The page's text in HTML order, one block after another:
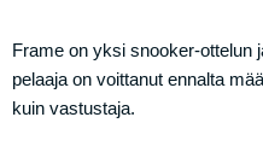
Frame on yksi snooker-ottelun
pelaaja on voittanut ennalta
kuin vastustaja.